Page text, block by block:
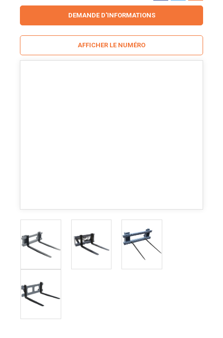
DEMANDE D'INFORMATIONS
AFFICHER LE NUMÉRO